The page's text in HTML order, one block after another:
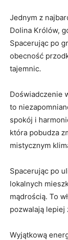
Jednym ‍z⁢
Dolina Królów,
Spacerując⁤ po
obecność
tajemnic.
Doświadczenie
to
spokój ⁢i
która pobudza
mistycznym
Spacerując ⁣po
lokalnych
‍mądrością.​ To⁢
‍pozwalają
Wyjątkową‌